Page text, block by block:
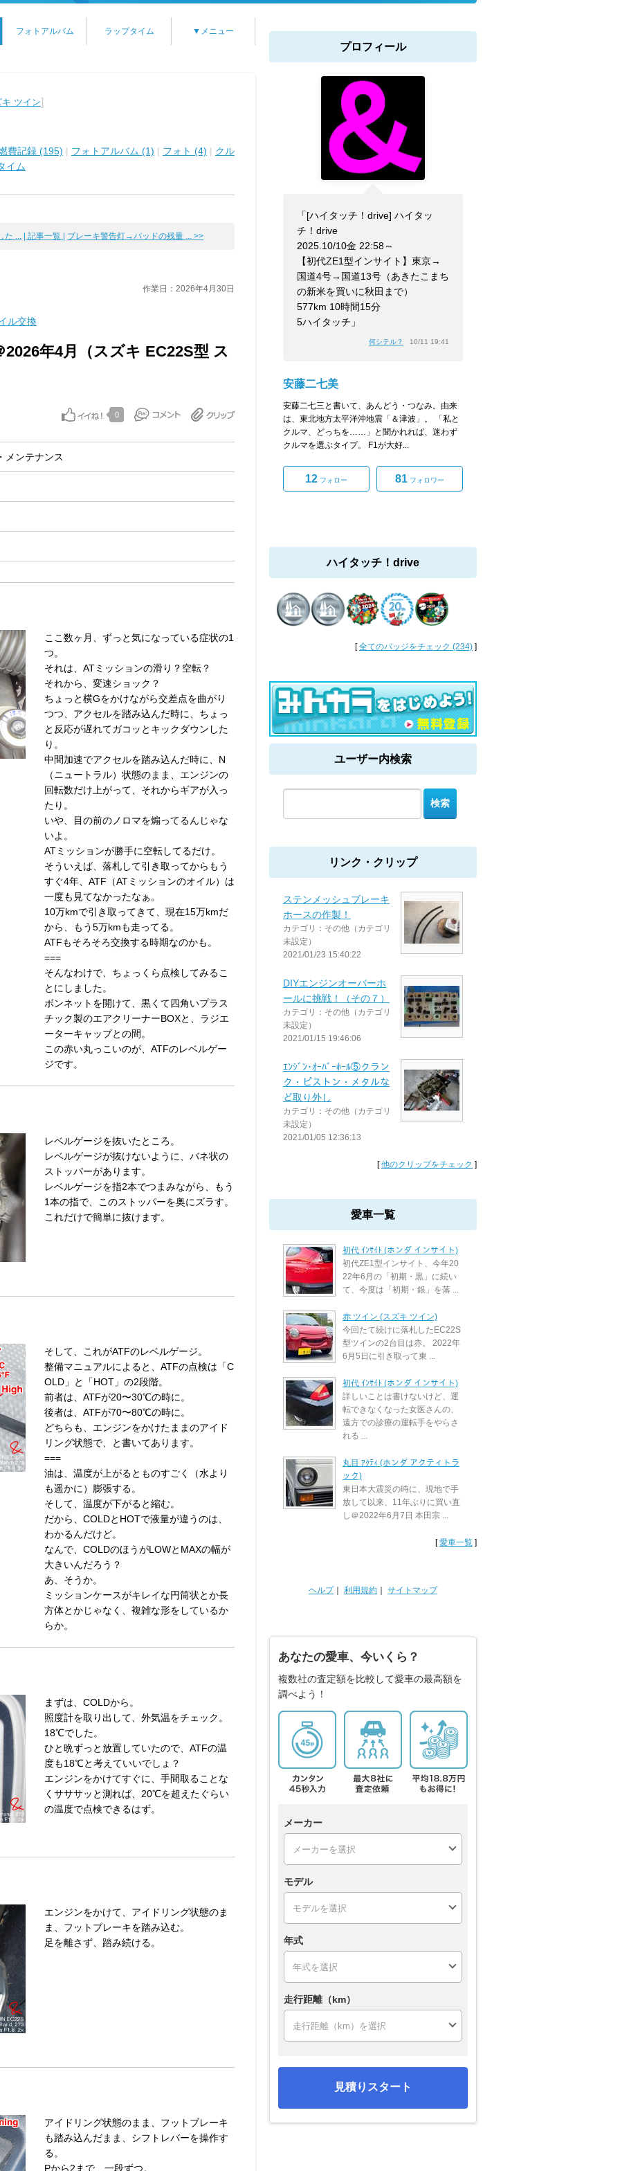
フォトアルバム ラップタイム ▼メニュー
キ ツイン]
費記録 (195) | フォトアルバム (1) | フォト (4) | クル
イム
た ... | 記事一覧 | ブレーキ警告灯→パッドの残量 ... >>
作業日：2026年4月30日
ル交換
年4月（スズキ EC22S型 ス
0
メンテナンス
ここ数ヶ月、ずっと気になっている症状の1
つ。
それは、ATミッションの滑り？空転？
それから、変速ショック？
ちょっと横Gをかけながら交差点を曲がり
つつ、アクセルを踏み込んだ時に、ちょっ
と反応が遅れてガコッとキックダウンした
り。
中間加速でアクセルを踏み込んだ時に、N
（ニュートラル）状態のまま、エンジンの
回転数だけ上がって、それからギアが入っ
たり。
いや、目の前のノロマを煽ってるんじゃな
いよ。
ATミッションが勝手に空転してるだけ。
そういえば、落札して引き取ってからもう
すぐ4年、ATF（ATミッションのオイル）は
一度も見てなかったなぁ。
10万kmで引き取ってきて、現在15万kmだ
から、もう5万kmも走ってる。
ATFもそろそろ交換する時期なのかも。
===
そんなわけで、ちょっくら点検してみるこ
とにしました。
ボンネットを開けて、黒くて四角いプラス
チック製のエアクリーナーBOXと、ラジエ
ーターキャップとの間。
この赤い丸っこいのが、ATFのレベルゲー
ジです。
レベルゲージを抜いたところ。
レベルゲージが抜けないように、バネ状の
ストッパーがあります。
レベルゲージを指2本でつまみながら、もう
1本の指で、このストッパーを奥にズラす。
これだけで簡単に抜けます。
そして、これがATFのレベルゲージ。
整備マニュアルによると、ATFの点検は「C
OLD」と「HOT」の2段階。
前者は、ATFが20〜30℃の時に。
後者は、ATFが70〜80℃の時に。
どちらも、エンジンをかけたままのアイド
リング状態で、と書いてあります。
===
油は、温度が上がるとものすごく（水より
も遥かに）膨張する。
そして、温度が下がると縮む。
だから、COLDとHOTで液量が違うのは、
わかるんだけど。
なんで、COLDのほうがLOWとMAXの幅が
大きいんだろう？
あ、そうか。
ミッションケースがキレイな円筒状とか長
方体とかじゃなく、複雑な形をしているか
らか。
まずは、COLDから。
照度計を取り出して、外気温をチェック。
18℃でした。
ひと晩ずっと放置していたので、ATFの温
度も18℃と考えていいでしょ？
エンジンをかけてすぐに、手間取ることな
くサササッと測れば、20℃を超えたぐらい
の温度で点検できるはず。
エンジンをかけて、アイドリング状態のま
ま、フットブレーキを踏み込む。
足を離さず、踏み続ける。
アイドリング状態のまま、フットブレーキ
も踏み込んだまま、シフトレバーを操作す
る。
Pから2まで、一段ずつ。
プロフィール
「[ハイタッチ！drive] ハイタッ
チ！drive
2025.10/10金 22:58～
【初代ZE1型インサイト】東京→
国道4号→国道13号（あきたこまち
の新米を買いに秋田まで）
577km 10時間15分
5ハイタッチ」
何シテル？ 10/11 19:41
安藤二七美
安藤二七三と書いて、あんどう・つなみ。由来
は、東北地方太平洋沖地震「＆津波」。 「私と
クルマ、どっちを……」と聞かれれば、迷わず
クルマを選ぶタイプ。 F1が大好...
12 フォロー 81 フォロワー
ハイタッチ！drive
[全てのバッジをチェック (234) ]
ユーザー内検索
リンク・クリップ
ステンメッシュブレーキ
ホースの作製！
カテゴリ：その他（カテゴリ
未設定）
2021/01/23 15:40:22
DIYエンジンオーバーホ
ールに挑戦！（その７）
カテゴリ：その他（カテゴリ
未設定）
2021/01/15 19:46:06
ｴﾝｼﾞﾝ･ｵｰﾊﾞｰﾎｰﾙ⑤クラン
ク・ピストン・メタルな
ど取り外し
カテゴリ：その他（カテゴリ
未設定）
2021/01/05 12:36:13
[他のクリップをチェック ]
愛車一覧
初代 ｲﾝｻｲﾄ (ホンダ インサイト)
初代ZE1型インサイト、今年20
22年6月の「初期・黒」に続い
て、今度は「初期・銀」を落 ...
赤 ツイン (スズキ ツイン)
今回たて続けに落札したEC22S
型ツインの2台目は赤。 2022年
6月5日に引き取って東 ...
初代 ｲﾝｻｲﾄ (ホンダ インサイト)
詳しいことは書けないけど、運
転できなくなった女医さんの、
遠方での診療の運転手をやらさ
れる ...
丸目 ｱｸﾃｨ (ホンダ アクティトラ
ック)
東日本大震災の時に、現地で手
放して以来、11年ぶりに買い直
し＠2022年6月7日 本田宗 ...
[愛車一覧 ]
ヘルプ｜ 利用規約 サイトマップ
あなたの愛車、今いくら？
複数社の査定額を比較して愛車の最高額を
調べよう！
メーカー
モデル
年式
走行距離（km）
見積りスタート